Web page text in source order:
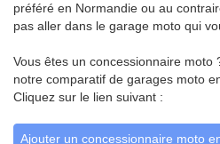
préféré en Normandie ou au
pas aller dans le garage moto qui
Vous êtes un concessionnaire moto
notre comparatif de garages moto
Cliquez sur le lien suivant :
Ajouter un concessionnaire moto